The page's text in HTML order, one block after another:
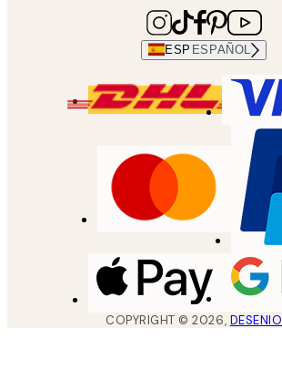
ESP ESPAÑOL
COPYRIGHT ©2026, DESENIO